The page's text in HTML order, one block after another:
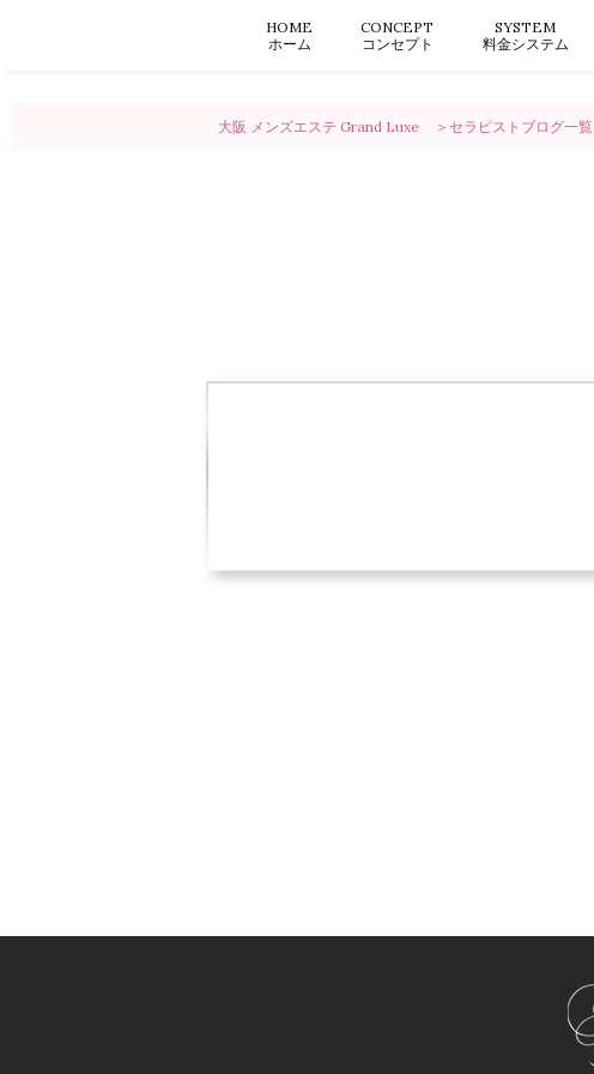
HOME
ホーム
CONCEPT
コンセプト
SYSTEM
料金システム
大阪 メンズエステ Grand Luxe セラピストブログ一覧